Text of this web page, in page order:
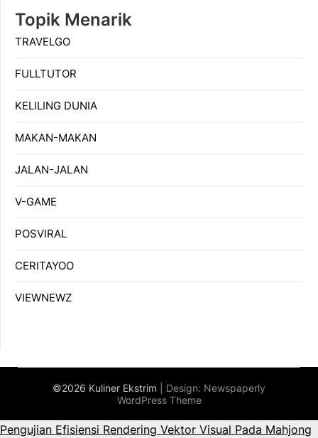
Topik Menarik
TRAVELGO
FULLTUTOR
KELILING DUNIA
MAKAN-MAKAN
JALAN-JALAN
V-GAME
POSVIRAL
CERITAYOO
VIEWNEWZ
©2026 Kuliner Ekstrim | Design: Newspaperly
WordPress Theme
Pengujian Efisiensi Rendering Vektor Visual Pada Mahjong